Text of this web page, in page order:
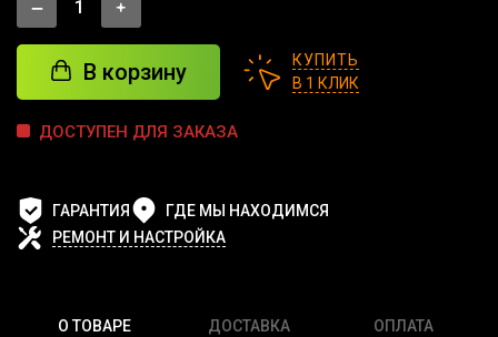
В корзину
КУПИТЬ
В 1 КЛИК
ДОСТУПЕН ДЛЯ ЗАКАЗА
ГАРАНТИЯ
ГДЕ МЫ НАХОДИМСЯ
РЕМОНТ И НАСТРОЙКА
О ТОВАРЕ ДОСТАВКА ОПЛАТА